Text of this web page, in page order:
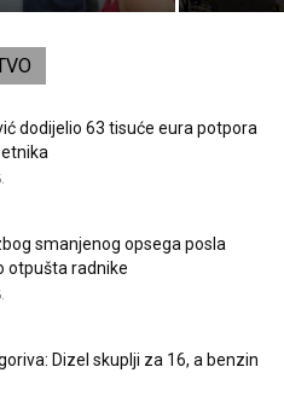
dodijelio 63 tisuće eura potpora
smanjenog opsega posla
otpušta radnike
Dizel skuplji za 16, a benzin